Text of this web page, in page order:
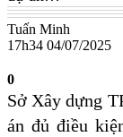
Tuấn Minh
17h34 04/07/2025
0
Sở Xây dựng
án đủ điều